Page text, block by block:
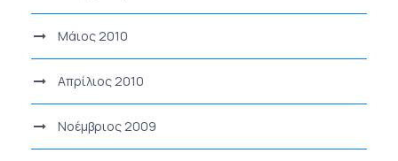
Μάιος 2010
Απρίλιος 2010
Νοέμβριος 2009